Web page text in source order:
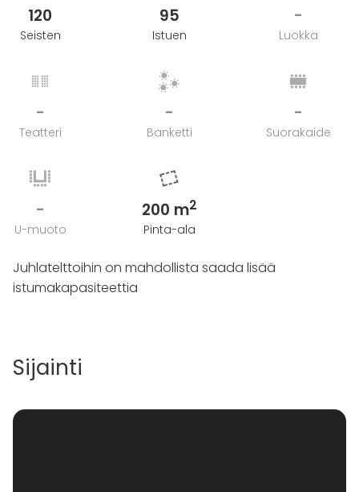
120
Seisten
95
Istuen
-
Luokka
-
Teatteri
-
Banketti
-
Suorakaide
-
U-muoto
200 m2
Pinta-ala
Juhlatelttoihin on mahdollista saada lisää
istumakapasiteettia
Sijainti